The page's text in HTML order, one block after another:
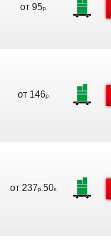
от 95р.
от 146р.
от 237р. 50к.